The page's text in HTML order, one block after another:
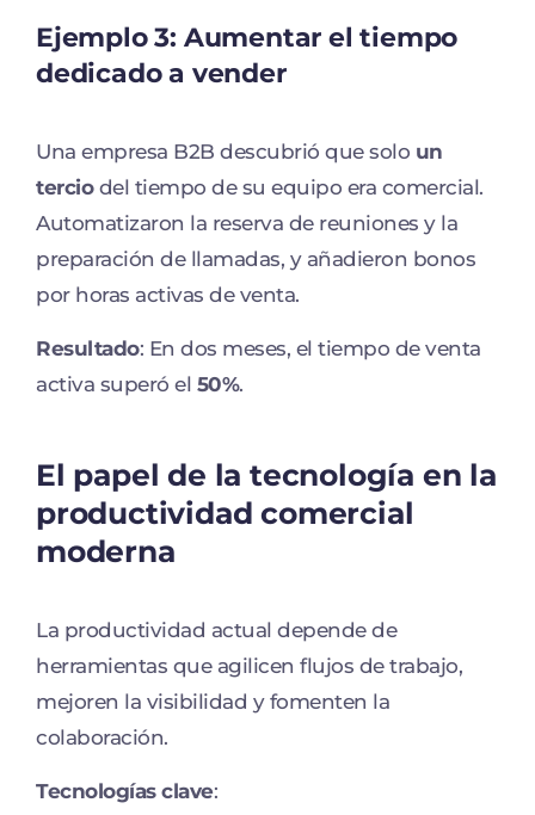
Ejemplo 3: Aumentar el tiempo
dedicado a vender
Una empresa B2B descubrió que solo un
terciodel tiempo de su equipo era comercial.
Automatizaron la reserva de reuniones y la
preparación de llamadas, y añadieron bonos
por horas activas de venta.
Resultado: En dos meses, el tiempo de venta
activa superó el 50%.
El papel de la tecnología en la
productividad comercial
moderna
La productividad actual depende de
herramientas que agilicen flujos de trabajo,
mejoren la visibilidad y fomenten la
colaboración.
Tecnologías clave: